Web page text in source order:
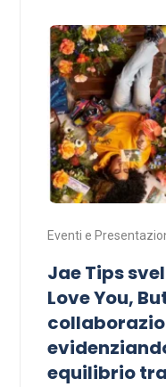
Eventi e
Jae Tips
Love You,
equilibrio